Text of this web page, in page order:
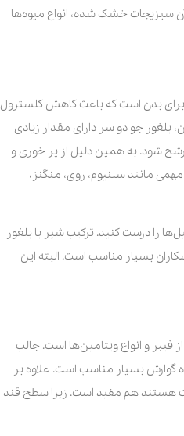
آن سبزیجات خشک شده، انواع میوه‌ها
برای بدن است که باعث کاهش کلسترول
جو دو سر دارای مقدار زیادی
شود. به همین دلیل از پر خوری و
مانند سلنیوم، روی، منگنز،
را درست کنید. ترکیب شیر با بلغور
بسیار مناسب است. البته این
فیبر و انواع ویتامین‌ها است. جالب
دستگاه گوارش بسیار مناسب است. علاوه بر
هستند هم مفید است. زیرا سطح قند